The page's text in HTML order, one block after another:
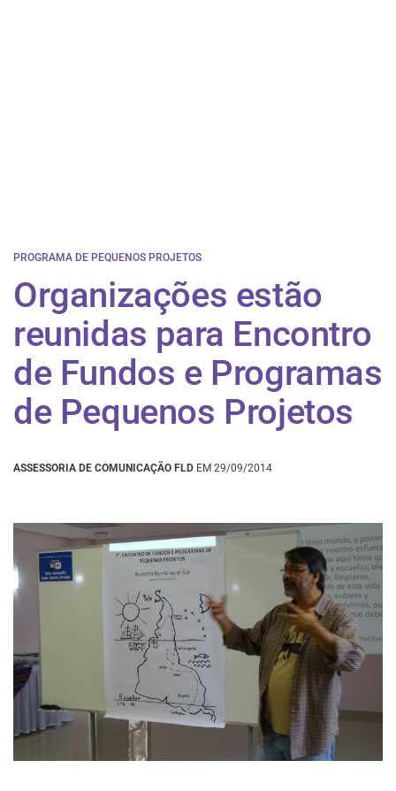
PROGRAMA DE PEQUENOS PROJETOS
Organizações estão
reunidas para Encontro
de Fundos e Programas
de Pequenos Projetos
ASSESSORIA DE COMUNICAÇÃO FLD EM 29/09/2014